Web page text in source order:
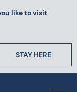
like to visit
STAY HERE